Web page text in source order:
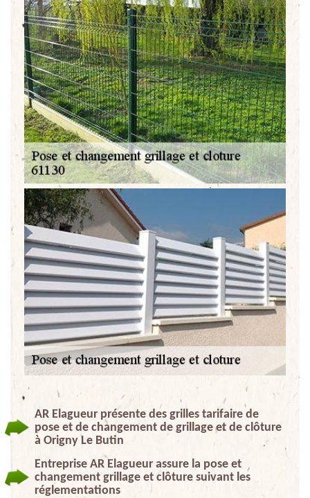
AR Elagueur présente des grilles tarifaire de
pose et de changement de grillage et de clôture
à Origny Le Butin
Entreprise AR Elagueur assure la pose et
changement grillage et clôture suivant les
réglementations